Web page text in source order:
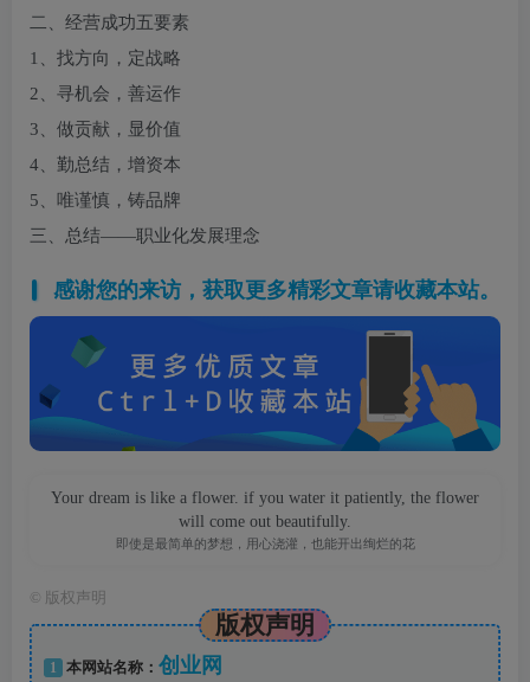
二、经营成功五要素
1、找方向，定战略
2、寻机会，善运作
3、做贡献，显价值
4、勤总结，增资本
5、唯谨慎，铸品牌
三、总结——职业化发展理念
感谢您的来访，获取更多精彩文章请收藏本站。
Your dream is like a flower. if you water it patiently, the flower
will come out beautifully.
即使是最简单的梦想，用心浇灌，也能开出绚烂的花
版权声明
版权声明
1 本网站名称： 创业网